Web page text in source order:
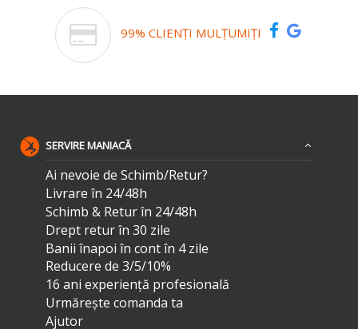
99% CLIENȚI MULȚUMIȚI
SERVIRE MANIACĂ
Ai nevoie de Schimb/Retur?
Livrare în 24/48h
Schimb & Retur în 24/48h
Drept retur în 30 zile
Banii înapoi în cont în 4 zile
Reducere de 3/5/10%
16 ani experiență profesională
Urmărește comanda ta
Ajutor